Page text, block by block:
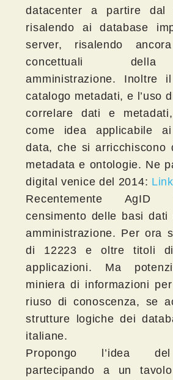
datacenter a partire dal
risalendo ai database
server, risalendo
concettuali della
amministrazione. Inoltre
catalogo metadati, e l’uso
correlare dati e
come idea applicabile
data, che si arricchiscono
metadata e ontologie. Ne
digital venice del 2014:
Recentemente
censimento delle basi dati
amministrazione. Per ora
di 12223 e oltre titoli
applicazioni. Ma
miniera di informazioni
riuso di conoscenza, se
strutture logiche dei
italiane.
Propongo l’idea
partecipando a un